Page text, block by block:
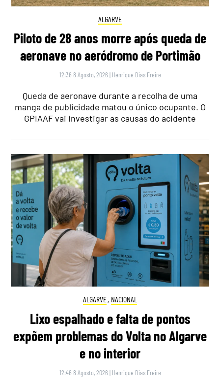
ALGARVE
Piloto de 28 anos morre após queda de
aeronave no aeródromo de Portimão
12:36 8 Agosto, 2026 | Henrique Dias Freire
Queda de aeronave durante a recolha de uma
manga de publicidade matou o único ocupante. O
GPIAAF vai investigar as causas do acidente
ALGARVE, NACIONAL
Lixo espalhado e falta de pontos
expõem problemas do Volta no Algarve
e no interior
12:46 8 Agosto, 2026 | Henrique Dias Freire